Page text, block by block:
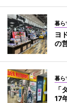
暮ら
ヨ
の
暮ら
「
17